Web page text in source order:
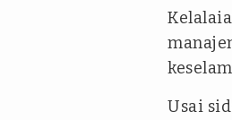
Usai